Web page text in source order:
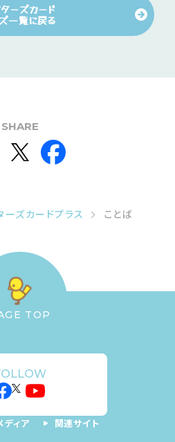
ーズカード
一覧に戻る
SHARE
ーズカードプラス ことば
TOP
ディア 関連サイト